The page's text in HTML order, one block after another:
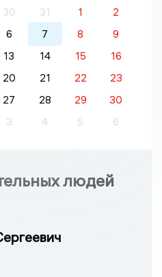
30 31 1
2
6 7 8
9
13 14 15
16
20 21 22
23
27 28 29
30
3 4 5 6
людей